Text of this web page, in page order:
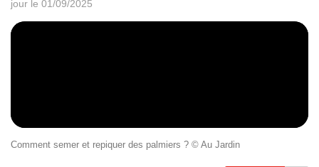
jour le 01/09/2025
Comment semer et repiquer des palmiers ? © Au Jardin